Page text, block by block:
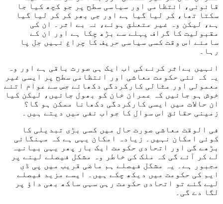
قانونی، انتظامی اور سیاسی سطح پر جو کچھ کیا جا
سکتا تھا، کر لیا گیا ہے اور جی بھر کر کر لیا گیا
ہے، لیکن وہ غیر متعلق ہوئے، نہ بے اثر۔ ان کی
مقبولیت کا گراف پہلے سے بڑھ چکا ہے اور ان کے
سامنے اس وقت کسی سیاسی حریف کا چراغ نہیں جل پا
رہا۔
انہیں بےاثر کرنے کی اب ایک ہی صورت باقی ہے اور وہ
یہ کہ نئی حکومت معاشی اور انتظامی سطح پر ایسی غیر
معمولی اور مثالی کارکردگی دکھائے جس سے عوام اتنے
خوش ہو جائیں کہ عمران خان کو بھول جائیں، لیکن کیا
ان حالات میں ایسی کارکردگی دکھانا ممکن ہو گا؟
زمینی حقائق اس سوال کا جواب نفی میں دیتے ہیں۔
فی الوقت معاشی صورت حال میں کسی بڑی تبدیلی کا
کوئی امکان نہیں۔ زیادہ امکان یہی ہے کہ مہنگائی
بڑھے گی اور اتحادی حکومت ایک بار پھر یہی بیانیہ
لے کر آئے گی کہ ملک کی خاطر وہ مشکل فیصلے لینے پر
مجبور ہے۔ یہ مشکل فیصلے ہم ماضی قریب میں پی ڈی
ایم کی حکومت میں دیکھ چکے ہیں۔ ایسے مزید فیصلے
لیے گئے تو اتحادی حکومت رہی سہی ساکھ بھی داؤ پر
لگا دے گی۔